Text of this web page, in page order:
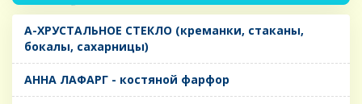
A-ХРУСТАЛЬНОЕ СТЕКЛО (креманки, стаканы,
бокалы, сахарницы)
AHHA ЛАФАРГ - костяной фарфор